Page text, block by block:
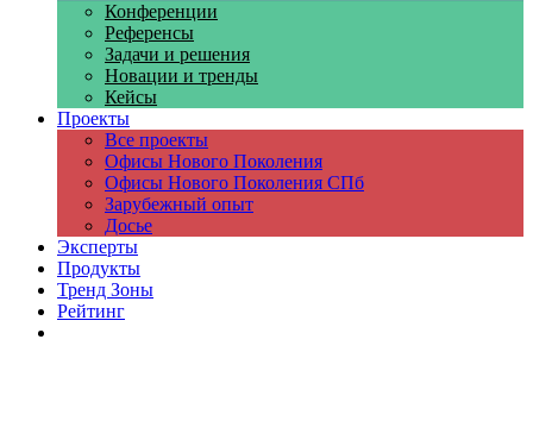
Конференции
Референсы
Задачи и решения
Новации и тренды
Кейсы
Проекты
Все проекты
Офисы Нового Поколения
Офисы Нового Поколения СПб
Зарубежный опыт
Досье
Эксперты
Продукты
Тренд Зоны
Рейтинг